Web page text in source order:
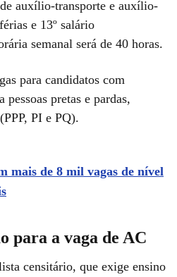
auxílio-transporte e auxílio-
e 13º salário
semanal será de 40 horas.
para candidatos com
pretas e pardas,
PI e PQ).
mais de 8 mil vagas de nível
para a vaga de AC
censitário, que exige ensino